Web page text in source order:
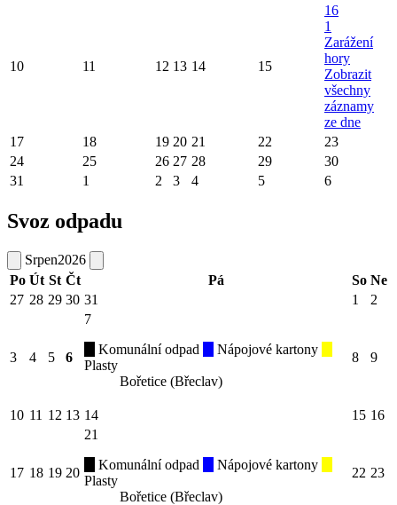
10 11 12 13 14 15
16
1
Zarážení
hory
Zobrazit
všechny
záznamy
ze dne
17
18 19 20 21 22
23
24
25 26 27 28 29
30
31
1 2 3 4 5 6
Svoz odpadu
Srpen2026
Po Út St Čt Pá So Ne
27 28 29 30 31 1 2
3 4 5 6
7
Komunální odpad
Nápojové kartony
Plasty
Bořetice (Břeclav)
8 9
10 11 12 13 14 15 16
17 18 19 20
21
Komunální odpad
Nápojové kartony
Plasty
Bořetice (Břeclav)
22 23